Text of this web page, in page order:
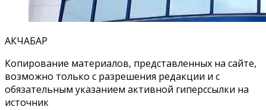
АКЧАБАР
Копирование материалов, представленных на сайте,
возможно только с разрешения редакции и с
обязательным указанием активной гиперссылки на
источник